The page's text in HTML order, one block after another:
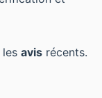
avis récents.